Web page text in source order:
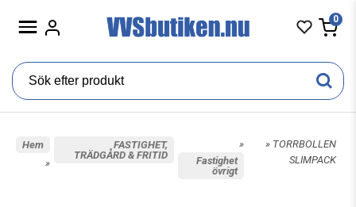
0
Hem
»
FASTIGHET,
TRÄDGÅRD & FRITID
»
Fastighet
övrigt
» TORRBOLLEN
SLIMPACK